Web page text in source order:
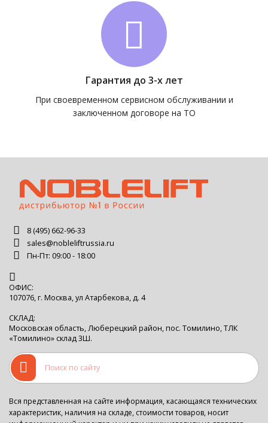
Гарантия до 3-х лет
При своевременном сервисном обслуживании и
заключенном договоре на ТО
8 (495) 662-96-33
sales@nobleliftrussia.ru
Пн-Пт: 09:00 - 18:00
ОФИС:
107076, г. Москва, ул Атарбекова, д. 4
СКЛАД:
Московская область, Люберецкий район, пос. Томилино, ТЛК
«Томилино» склад 3Ш.
Вся представленная на сайте информация, касающаяся технических
характеристик, наличия на складе, стоимости товаров, носит